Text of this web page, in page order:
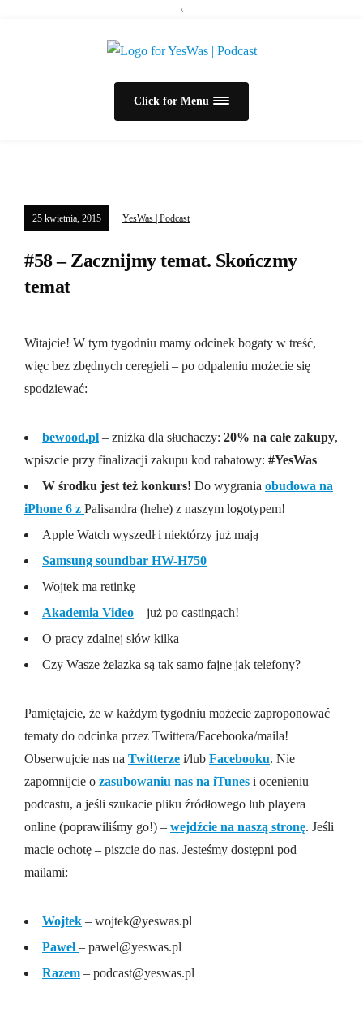
\
Click for Menu
25 kwietnia, 2015 YesWas | Podcast
#58 – Zacznijmy temat. Skończmy
temat
Witajcie! W tym tygodniu mamy odcinek bogaty w treść,
więc bez zbędnych ceregieli – po odpaleniu możecie się
spodziewać:
bewood.pl – zniżka dla słuchaczy: 20% na całe zakupy,
wpiszcie przy finalizacji zakupu kod rabatowy: #YesWas
W środku jest też konkurs! Do wygrania obudowa na
iPhone 6 z Palisandra (hehe) z naszym logotypem!
Apple Watch wyszedł i niektórzy już mają
Samsung soundbar HW-H750
Wojtek ma retinkę
Akademia Video – już po castingach!
O pracy zdalnej słów kilka
Czy Wasze żelazka są tak samo fajne jak telefony?
Pamiętajcie, że w każdym tygodniu możecie zaproponować
tematy do odcinka przez Twittera/Facebooka/maila!
Obserwujcie nas na Twitterze i/lub Facebooku. Nie
zapomnijcie o zasubowaniu nas na iTunes i ocenieniu
podcastu, a jeśli szukacie pliku źródłowego lub playera
online (poprawiliśmy go!) – wejdźcie na naszą stronę. Jeśli
macie ochotę – piszcie do nas. Jesteśmy dostępni pod
mailami:
Wojtek – wojtek@yeswas.pl
Paweł– pawel@yeswas.pl
Razem – podcast@yeswas.pl